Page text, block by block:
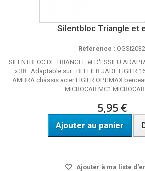
Silentbloc Triangle et
Référence : OGSI2032
SILENTBLOC DE TRIANGLE et D'ESSIEU
x 38 Adaptable sur : BELLIER JADE LIGIER
AMBRA châssis acier LIGIER OPTIMAX
MICROCAR MC1
5,95 €
Ajouter au panier
Ajouter à ma liste